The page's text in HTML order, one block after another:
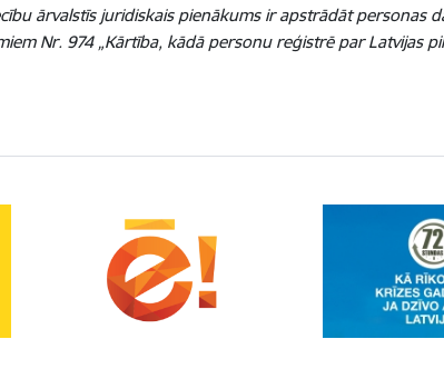
ārvalstīs juridiskais pienākums ir apstrādāt personas
Nr. 974 „Kārtība, kādā personu reģistrē par Latvijas